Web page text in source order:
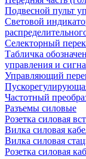
Подвесной пульт
Световой
Селекторный
Табличка
управления и
Управляющий
Частотный
Разъемы силовые
Розетка силовая
Вилка силовая
Вилка силовая
Розетка силовая